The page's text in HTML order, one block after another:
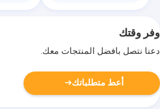
وفر وقتك
دعنا نتصل بأفضل المنتجات معك.
أعط متطلباتك